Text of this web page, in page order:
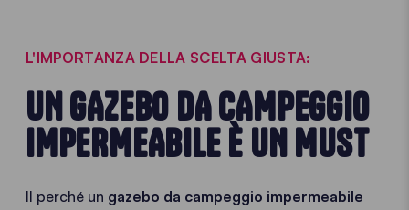
L'IMPORTANZA DELLA SCELTA GIUSTA:
UN GAZEBO DA CAMPEGGIO
IMPERMEABILE È UN MUST
Il perché un gazebo da campeggio impermeabile